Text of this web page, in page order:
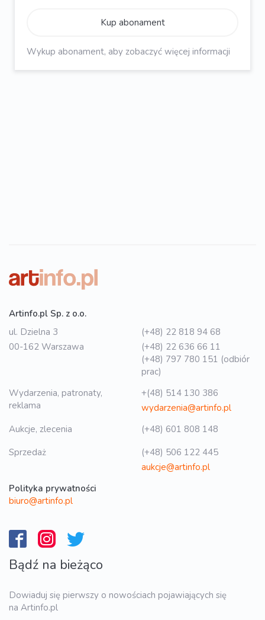
Kup abonament
Wykup abonament, aby zobaczyć więcej informacji
Artinfo.pl Sp. z o.o.
ul. Dzielna 3
00-162 Warszawa
(+48) 22 818 94 68
(+48) 22 636 66 11
(+48) 797 780 151 (odbiór
prac)
Wydarzenia, patronaty,
reklama
+(48) 514 130 386
wydarzenia@artinfo.pl
Aukcje, zlecenia
(+48) 601 808 148
Sprzedaż
(+48) 506 122 445
aukcje@artinfo.pl
Polityka prywatności
biuro@artinfo.pl
Bądź na bieżąco
Dowiaduj się pierwszy o nowościach pojawiających się
na Artinfo.pl